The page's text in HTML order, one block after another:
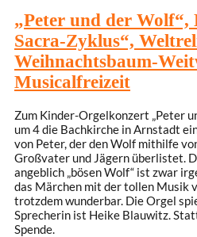
„Peter und der Wolf“,
Sacra-Zyklus“,
Weihnachtsbaum-
Musicalfreizeit
Zum Kinder-Orgelkonzert „Peter
um 4 die Bachkirche in Arnstadt
von Peter, der den Wolf mithilfe
Großvater und Jägern überlistet.
angeblich „bösen Wolf“ ist zwar
das Märchen mit der tollen Musik
trotzdem wunderbar. Die Orgel
Sprecherin ist Heike Blauwitz.
Spende.